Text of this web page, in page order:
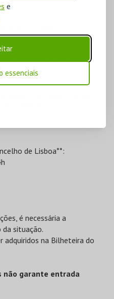
e
essenciais
em contexto escolar)
necessidades específicas
**
de funções **
em exercício de
de Lisboa**:
é necessária a
situação.
adquiridos na Bilheteira do
não garante entrada